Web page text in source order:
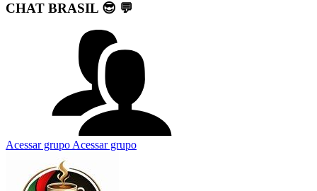
CHAT BRASIL 😎 💬
Acessar grupo Acessar grupo